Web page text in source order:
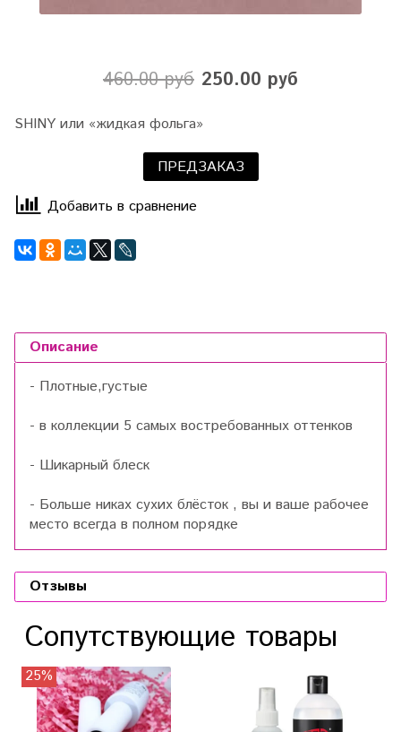
460.00 руб 250.00 руб
SHINY или «жидкая фольга»
ПРЕДЗАКАЗ
Добавить в сравнение
Описание
- Плотные,густые
- в коллекции 5 самых востребованных оттенков
- Шикарный блеск
- Больше никах сухих блёсток , вы и ваше рабочее
место всегда в полном порядке
Отзывы
Сопутствующие товары
25%